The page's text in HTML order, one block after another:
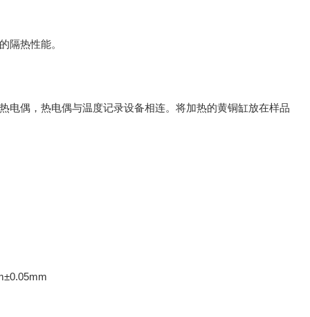
隔热性能。
电偶，热电偶与温度记录设备相连。将加热的黄铜缸放在样品